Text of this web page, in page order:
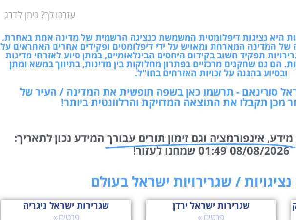
עזרנו לך? ניתן לדרג
היא נציגות דיפלומטית המשמשת כנציגה הרשמית של מדינה אחת באחרת.
המדינה המארחת ומאויש על ידי דיפלומטים ופקידים אחרים האחראים על
תפקיד חשוב בקידום היחסים הבינלאומיים, במתן סיוע לאזרחי מדינות
הם גם שחקנים מרכזיים בפתרון מחלוקות בין מדינות, בתיווך במשא ומתן
ובסיוע בהגנה על זכויות האזרחים בחו"ל.
סורינאם - תרשמו כאן בשפה חופשית את המדינה / העיר של
מכן תקבלו את התוצאה המדויקת והרלוונטית ביותר!
מידע, אינפורמציה וגם זימון תורים עבורך המידע נכון לתאריך:
08/08/2026 01:49 שמחנו לעזור!
/ שגרירויות ישראל בעולם
שגרירות ישראל ירדן
פרטים »
שגרירות ישראל ניגריה
פרטים »